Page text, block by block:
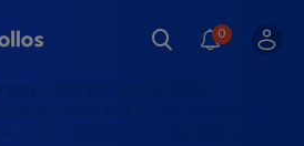
0
- Ofertas Agosto 2026
shake online, aquí encontrarás los
al mejor precio ➡️ Pack de 16x Oreo